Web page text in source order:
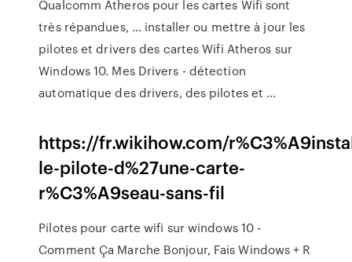
Qualcomm Atheros pour les cartes Wifi sont
très répandues, ... installer ou mettre à jour les
pilotes et drivers des cartes Wifi Atheros sur
Windows 10. Mes Drivers - détection
automatique des drivers, des pilotes et ...
https://fr.wikihow.com/
le-pilote-d%27une-carte-
r%C3%A9seau-sans-fil
Pilotes pour carte wifi sur windows 10 -
Comment Ça Marche Bonjour, Fais Windows + R